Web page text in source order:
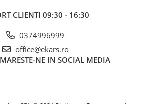
CLIENTI 09:30 - 16:30
0374996999
office@ekars.ro
NE IN SOCIAL MEDIA